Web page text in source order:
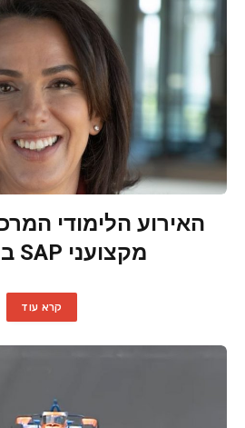
האירוע הלימודי
מקצועני SAP בישראל
קרא עוד